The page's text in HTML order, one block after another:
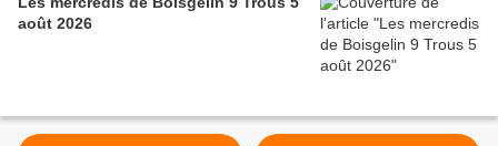
août 2026